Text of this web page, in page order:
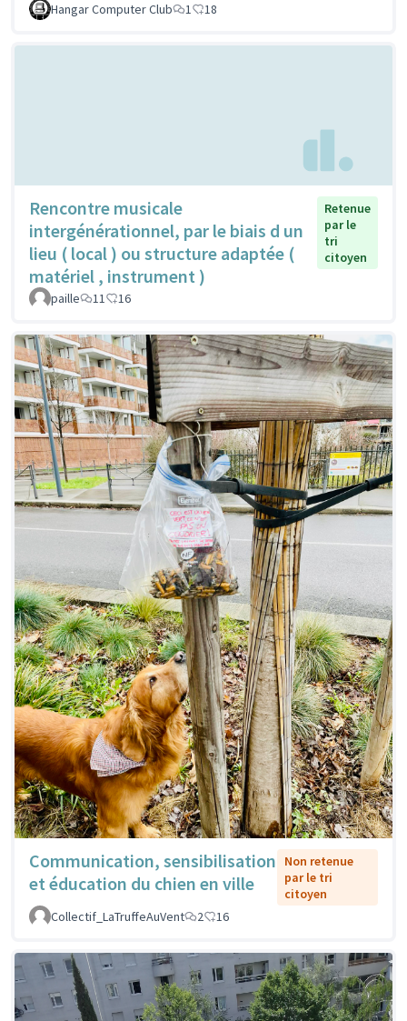
Hangar Computer Club
1 18
Rencontre musicale
intergénérationnel, par le biais d un
lieu ( local ) ou structure adaptée (
matériel , instrument )
Retenue
par le
tri
citoyen
paille 11 16
Communication, sensibilisation
et éducation du chien en ville
Non retenue
par le tri
citoyen
Collectif_LaTruffeAuVent
2 16